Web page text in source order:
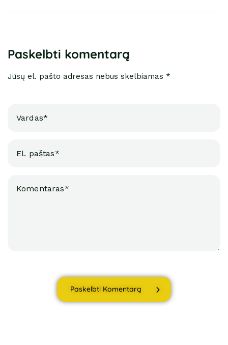
Paskelbti komentarą
Jūsų el. pašto adresas nebus skelbiamas *
Paskelbti Komentarą